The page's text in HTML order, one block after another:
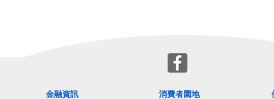
金融資訊 消費者園地